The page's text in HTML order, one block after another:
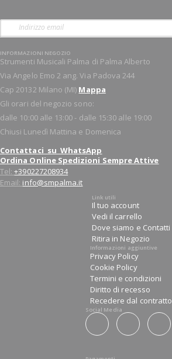
INFORMAZIONI NEGOZIO
Strumenti Musicali Palma di Palma Alberto
Via Angelo Emo 2 ang. Via Padova 244
Cap 20132 Milano (MI) Mappa
Gli orari del negozio sono:
dalle 10:00 alle 13:00 - dalle 15:30 alle 19:00
Chiusi Lunedì Mattina e Domenica
Contattaci su WhatsApp
Ordina Online Spedizioni Sempre Attive
Tel:+390227208934
Email: info@smpalma.it
Link utili
Il tuo account
Vedi il carrello
Dove siamo e Contatti
Ritira in Negozio
Informazioni aggiuntive
Privacy Policy
Cookie Policy
Termini e condizioni
Diritto di recesso
Recedere dal contratto
Social Media